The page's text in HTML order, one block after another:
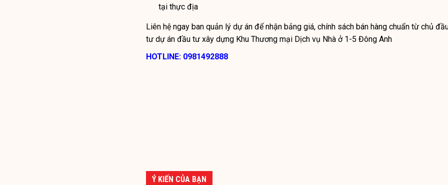
tại thực địa
Liên hệ ngay ban quản lý dự án để nhận bảng giá, chính sách bán hàng chuẩn từ chủ
tư dự án đầu tư xây dựng Khu Thương mại Dịch vụ Nhà ở 1-5 Đông Anh
HOTLINE: 0981492888
Ý KIẾN CỦA BẠN